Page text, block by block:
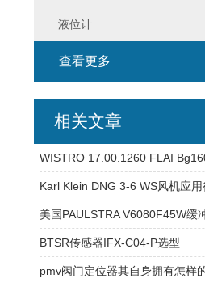
液位计
查看更多
相关文章
WISTRO 17.00.1260 FLAI
Karl Klein DNG 3-6 WS风机应用
美国PAULSTRA V6080F45W缓
BTSR传感器IFX-C04-P选型
pmv阀门定位器其自身拥有怎样